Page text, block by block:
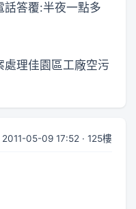
話答覆:半夜一點多
理佳園區工廠空污
2011-05-09 17:52 · 125樓